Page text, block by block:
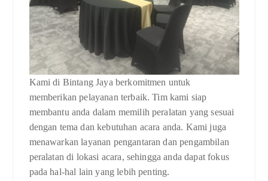
Kami di Bintang Jaya berkomitmen untuk
memberikan pelayanan terbaik. Tim kami siap
membantu anda dalam memilih peralatan yang sesuai
dengan tema dan kebutuhan acara anda. Kami juga
menawarkan layanan pengantaran dan pengambilan
peralatan di lokasi acara, sehingga anda dapat fokus
pada hal-hal lain yang lebih penting.